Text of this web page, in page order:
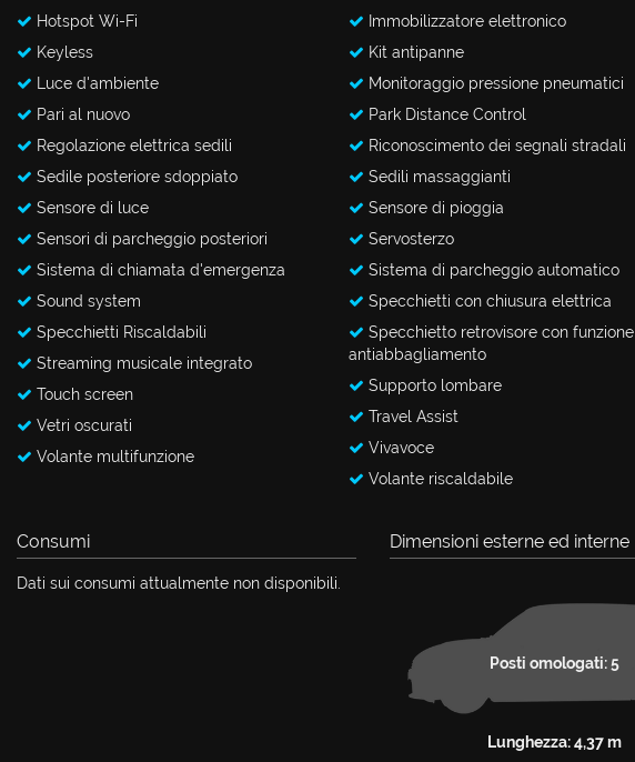
Hotspot Wi-Fi
Keyless
Luce d'ambiente
Pari al nuovo
Regolazione elettrica sedili
Sedile posteriore sdoppiato
Sensore di luce
Sensori di parcheggio posteriori
Sistema di chiamata d'emergenza
Sound system
Specchietti Riscaldabili
Streaming musicale integrato
Touch screen
Vetri oscurati
Volante multifunzione
Immobilizzatore elettronico
Kit antipanne
Monitoraggio pressione pneumatici
Park Distance Control
Riconoscimento dei segnali stradali
Sedili massaggianti
Sensore di pioggia
Servosterzo
Sistema di parcheggio automatico
Specchietti con chiusura elettrica
Specchietto retrovisore con funzione
antiabbagliamento
Supporto lombare
Travel Assist
Vivavoce
Volante riscaldabile
Consumi
Dati sui consumi attualmente non disponibili.
Dimensioni esterne ed interne
Posti omologati: 5
Lunghezza: 4,37 m
Cookie necessari
Cookie per il miglioramento dell'esperienza utente
Cookie analitici